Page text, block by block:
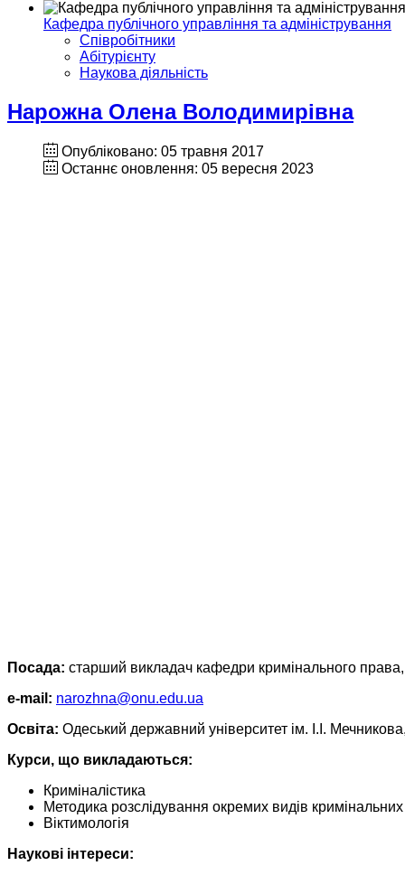
Кафедра публічного управління та адміністрування
Співробітники
Абітурієнту
Наукова діяльність
Нарожна Олена Володимирівна
Опубліковано: 05 травня 2017
Останнє оновлення: 05 вересня 2023
Посада: старший викладач кафедри кримінального права,
e-mail: narozhna@onu.edu.ua
Освіта: Одеський державний університет ім. І.І.
Курси, що викладаються:
Криміналістика
Методика розслідування окремих видів
Віктимологія
Наукові інтереси: